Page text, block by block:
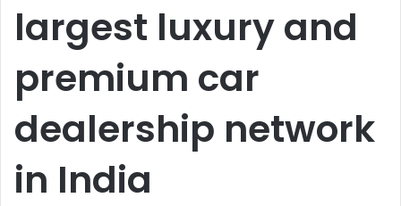
largest luxury and
premium car
dealership network
in India